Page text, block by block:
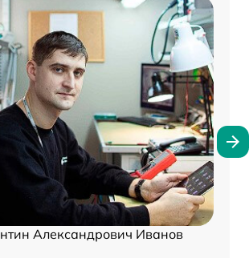
Александрович Иванов